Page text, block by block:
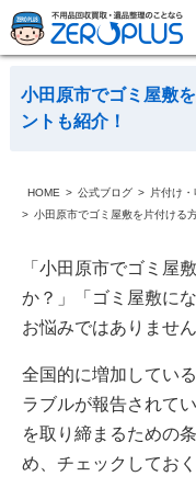
小田原市でゴミ屋敷
ントも紹介！
HOME 公式ブログ
片付け
小田原市でゴミ屋敷を片付ける
「小田原市でゴミ屋
か？」「ゴミ屋敷に
お悩みではありませ
全国的に増加してい
ラブルが報告されて
を取り締まるための
め、チェックしてお